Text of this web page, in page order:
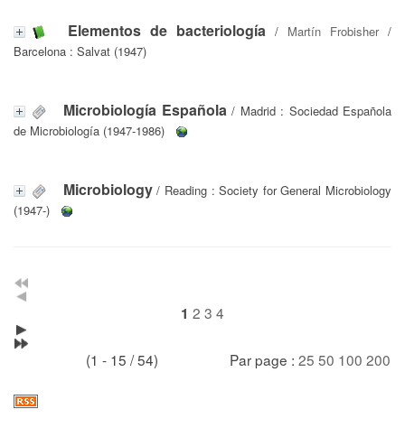
Elementos de bacteriología / Martín Frobisher/
Barcelona : Salvat (1947)
Microbiología Española/ Madrid : Sociedad Española
de Microbiología (1947-1986)
Microbiology/ Reading : Society for General Microbiology
(1947-)
1 2 3 4
(1 - 15 / 54) Par page : 25 50 100 200